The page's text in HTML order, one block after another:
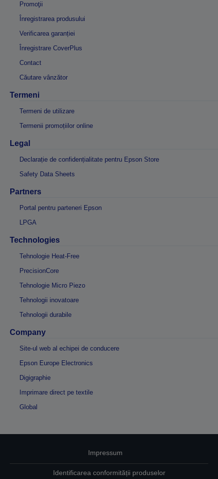
Promoţii
Înregistrarea produsului
Verificarea garanției
Înregistrare CoverPlus
Contact
Căutare vânzător
Termeni
Termeni de utilizare
Termenii promoțiilor online
Legal
Declarație de confidențialitate pentru Epson Store
Safety Data Sheets
Partners
Portal pentru parteneri Epson
LPGA
Technologies
Tehnologie Heat-Free
PrecisionCore
Tehnologie Micro Piezo
Tehnologii inovatoare
Tehnologii durabile
Company
Site-ul web al echipei de conducere
Epson Europe Electronics
Digigraphie
Imprimare direct pe textile
Global
Impressum
Identificarea conformității produselor